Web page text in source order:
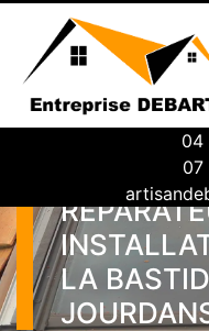
04
07
LA